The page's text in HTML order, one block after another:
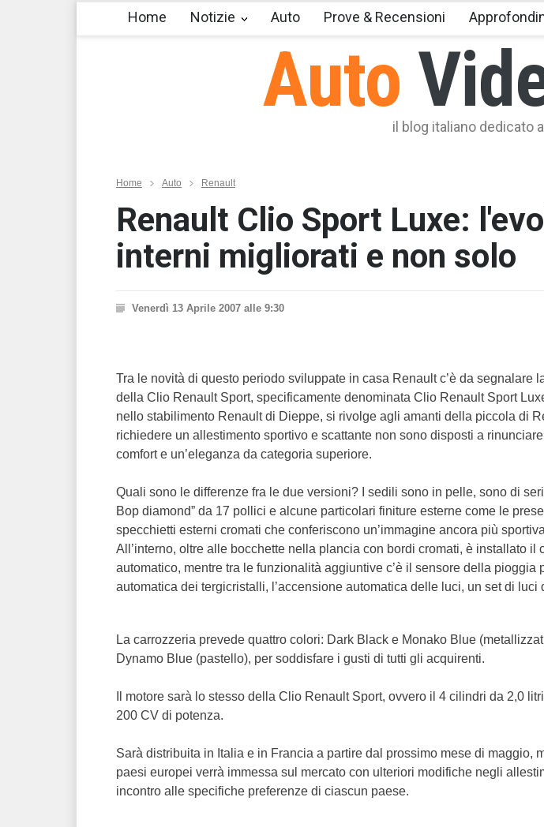
Auto
il blog italiano dedicato
Home Notizie Auto Prove & Recensioni
Home Auto Renault
Renault Clio Sport Luxe:
interni migliorati e non solo
Venerdì 13 Aprile 2007 alle 9:30
Tra le novità di questo periodo sviluppate in casa Renault c’è da segnalare
della Clio Renault Sport, specificamente denominata Clio Renault Sport
nello stabilimento Renault di Dieppe, si rivolge agli amanti della piccola di
richiedere un allestimento sportivo e scattante non sono disposti a
comfort e un’eleganza da categoria superiore.
Quali sono le differenze fra le due versioni? I sedili sono in pelle, sono di
Bop diamond” da 17 pollici e alcune particolari finiture esterne come le
specchietti esterni cromati che conferiscono un’immagine ancora più
All’interno, oltre alle bocchette nella plancia con bordi cromati, è installato il
automatico, mentre tra le funzionalità aggiuntive c’è il sensore della pioggia
automatica dei tergicristalli, l’accensione automatica delle luci, un set di luci
La carrozzeria prevede quattro colori: Dark Black e Monako Blue
Dynamo Blue (pastello), per soddisfare i gusti di tutti gli acquirenti.
Il motore sarà lo stesso della Clio Renault Sport, ovvero il 4 cilindri da 2,0
200 CV di potenza.
Sarà distribuita in Italia e in Francia a partire dal prossimo mese di maggio,
paesi europei verrà immessa sul mercato con ulteriori modifiche negli
incontro alle specifiche preferenze di ciascun paese.